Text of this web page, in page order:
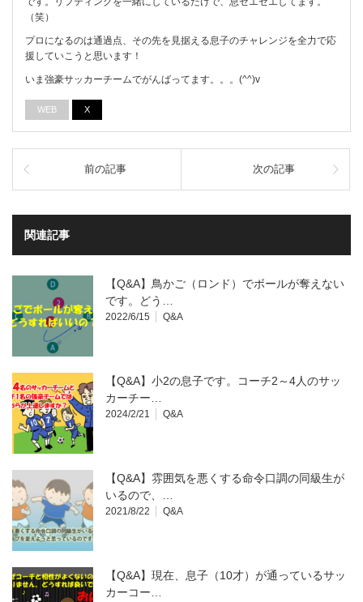
（笑）
プロになるのは通過点、その先を見据える息子のチャレンジを全力で応
援していこうと思います！
いま強豪サッカーチームでがんばってます。。。(^^)v
WEB X
前の記事 次の記事
関連記事
【Q&A】鳥かご（ロンド）でボールが奪えない
です。どう…
2022/6/15 Q&A
【Q&A】小2の息子です。コーチ2～4人のサッ
カーチー…
2024/2/21 Q&A
【Q&A】雰囲気を悪くする命令口調の同級生が
いるので、…
2021/8/22 Q&A
【Q&A】現在、息子（10才）が通っているサッ
カーコー…